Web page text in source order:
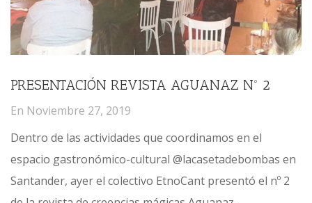
PRESENTACIÓN REVISTA AGUANAZ Nº 2
En Noviembre 27, 2019
Dentro de las actividades que coordinamos en el
espacio gastronómico-cultural @lacasetadebombas en
Santander, ayer el colectivo EtnoCant presentó el nº 2